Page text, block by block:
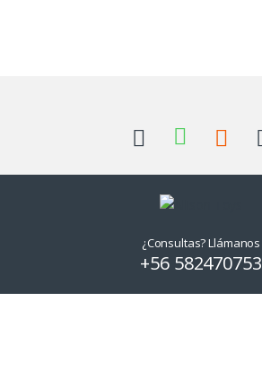
¿Consultas? Llámanos
+56 582470753